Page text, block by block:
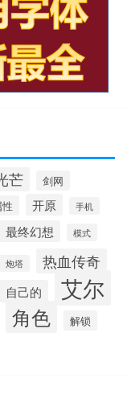
芒 剑网
性 开原 手机
最终幻想 模式
炮塔 热血传奇
自己的 艾尔
角色 解锁